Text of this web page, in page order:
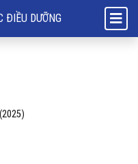
tự chăm sóc của người
ĐIỀU DƯỠNG